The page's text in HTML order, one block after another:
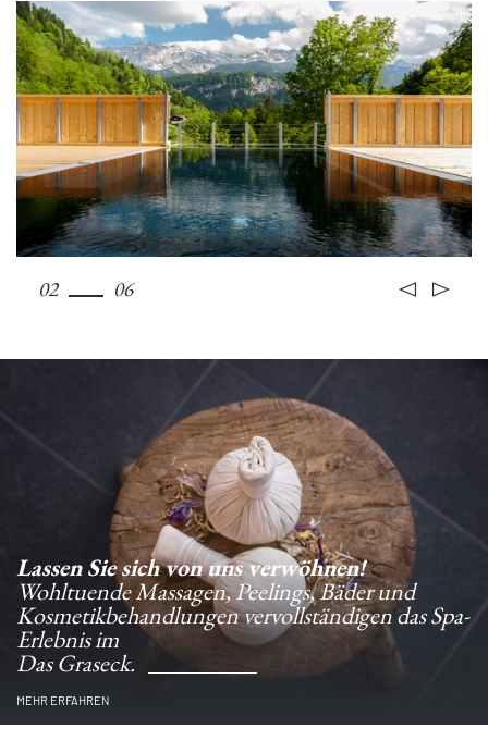
02 06
Lassen Sie sich von uns verwöhnen!
Wohltuende Massagen, Peelings, Bäder und
Kosmetikbehandlungen vervollständigen das Spa-
Erlebnis im
Das Graseck.
MEHR ERFAHREN